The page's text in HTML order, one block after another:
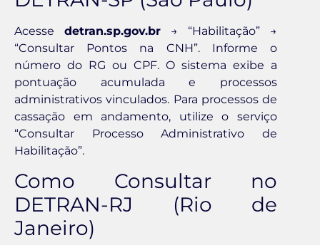
Acesse detran.sp.gov.br → “Habilitação” →
“Consultar Pontos na CNH”. Informe o
número do RG ou CPF. O sistema exibe a
pontuação acumulada e processos
administrativos vinculados. Para processos de
cassação em andamento, utilize o serviço
“Consultar Processo Administrativo de
Habilitação”.
Como Consultar no
DETRAN-RJ (Rio de
Janeiro)